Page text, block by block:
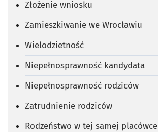
Złożenie wniosku
Zamieszkiwanie we Wrocławiu
Wielodzietność
Niepełnosprawność kandydata
Niepełnosprawność rodziców
Zatrudnienie rodziców
Rodzeństwo w tej samej placówce